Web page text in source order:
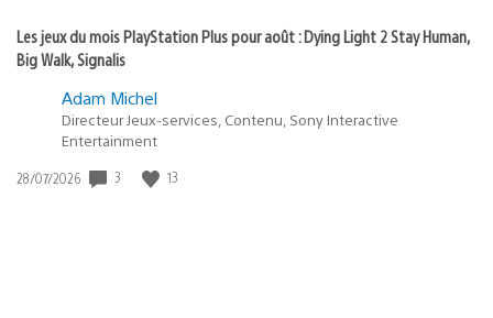
Les jeux du mois PlayStation Plus pour août : Dying Light 2 Stay Human,
Big Walk, Signalis
Adam Michel
Directeur Jeux-services, Contenu, Sony Interactive
Entertainment
Date
28/07/2026 3 13